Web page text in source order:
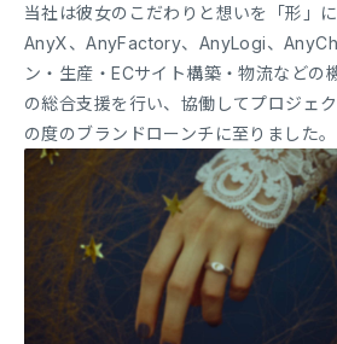
当社は彼女のこだわりと想いを「形」に
AnyX、AnyFactory、AnyLogi、
ン・生産・ECサイト構築・物流などの
の総合支援を行い、協働してプロジェ
の度のブランドローンチに至りました。